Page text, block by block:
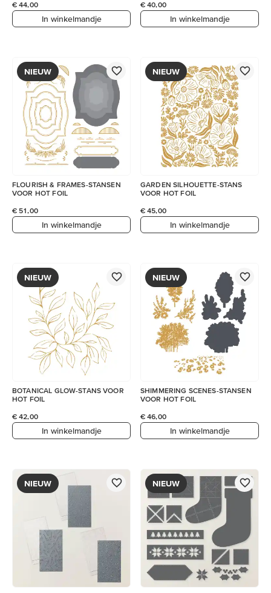
€ 44,00
In winkelmandje
€ 40,00
In winkelmandje
NIEUW
FLOURISH & FRAMES-STANSEN
VOOR HOT FOIL
€ 51,00
In winkelmandje
NIEUW
GARDEN SILHOUETTE-STANS
VOOR HOT FOIL
€ 45,00
In winkelmandje
NIEUW
BOTANICAL GLOW-STANS VOOR
HOT FOIL
€ 42,00
In winkelmandje
NIEUW
SHIMMERING SCENES-STANSEN
VOOR HOT FOIL
€ 46,00
In winkelmandje
NIEUW NIEUW